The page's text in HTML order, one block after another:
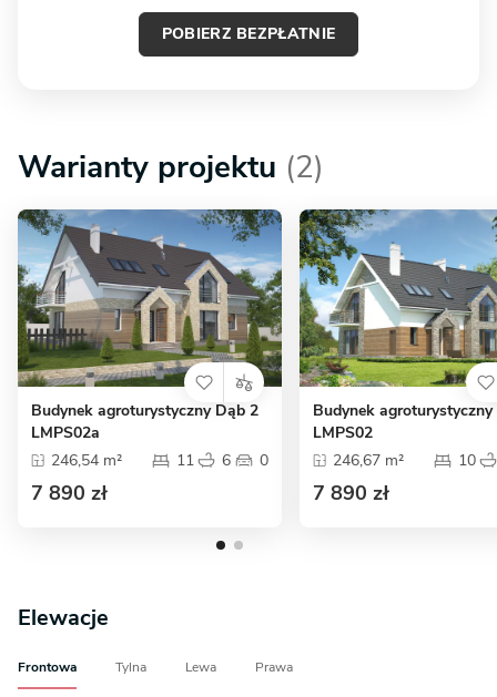
POBIERZ BEZPŁATNIE
Warianty projektu (2)
Budynek agroturystyczny Dąb 2
LMPS02a
246,54 m²
11 6 0
7 890 zł
Budynek
LMPS02
246,67 m²
10
7 890 zł
Elewacje
Frontowa Tylna Lewa Prawa